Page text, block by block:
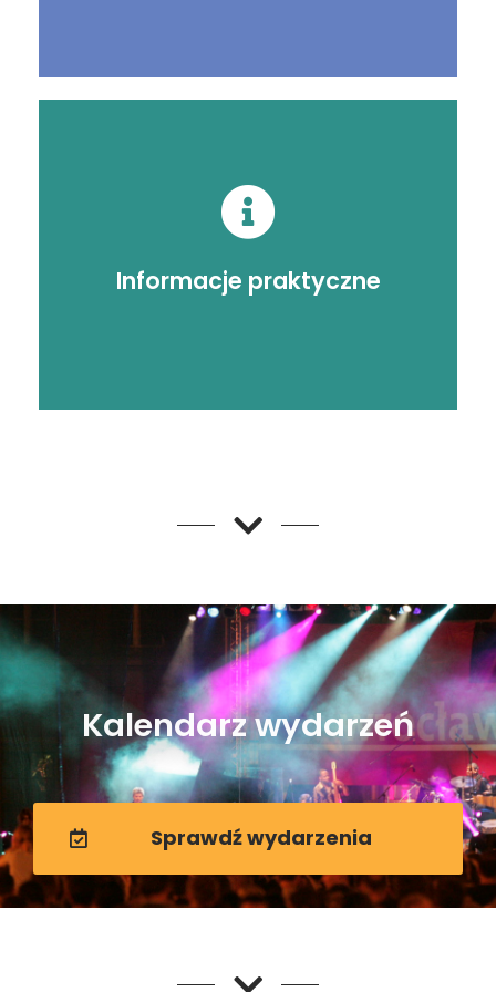
Informacje praktyczne
Poznaj praktyczne
ciekawostki
Sprawdź
Kalendarz wydarzeń
Sprawdź wydarzenia